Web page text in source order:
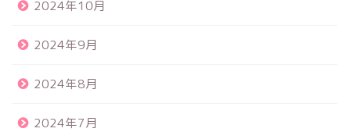
2024年10月
2024年9月
2024年8月
2024年7月